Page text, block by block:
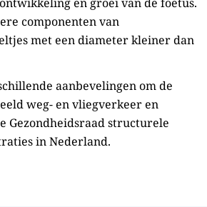
componenten van
met een diameter kleiner dan
aanbevelingen om de
weg- en vliegverkeer en
Gezondheidsraad structurele
in Nederland.